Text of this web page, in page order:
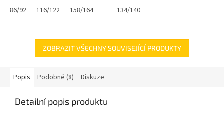
86/92
116/122 158/164
134/140
ZOBRAZIT VŠECHNY SOUVISEJÍCÍ PRODUKTY
Popis Podobné (8) Diskuze
Detailní popis produktu